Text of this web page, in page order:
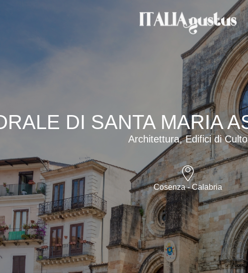
DI SANTA MARIA
Architettura, Edifici di Culto
Cosenza - Calabria